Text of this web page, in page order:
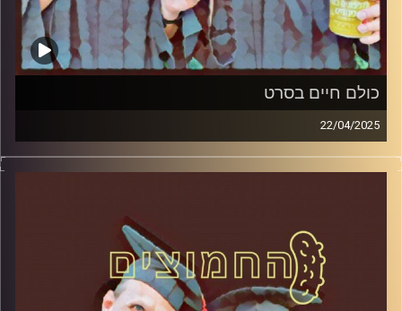
כולם חיים בסרט
22/04/2025
המערכת הפוליטית על ספת הפסיכולוג, עם פרופסור בועז בן-
דוד ופרופסור גלעד הירשברגר
קרדיט תמונות:AudioVersity